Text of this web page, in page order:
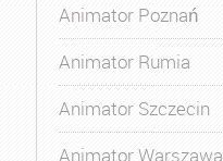
Animator Poznań
Animator Rumia
Animator Szczecin
Animator Warszawa